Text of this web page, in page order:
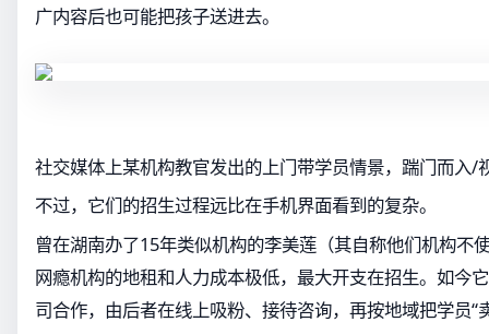
广内容后也可能把孩子送进去。
社交媒体上某机构教官发出的上门带学员情景，踹门而入/
不过，它们的招生过程远比在手机界面看到的复杂。
曾在湖南办了15年类似机构的李美莲（其自称他们机构不
网瘾机构的地租和人力成本极低，最大开支在招生。如今
司合作，由后者在线上吸粉、接待咨询，再按地域把学员“